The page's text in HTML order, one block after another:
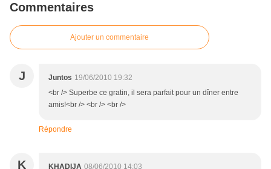
Commentaires
Ajouter un commentaire
J Juntos 19/06/2010 19:32
<br /> Superbe ce gratin, il sera parfait pour un dîner entre
amis!<br /> <br /> <br />
Répondre
K KHADIJA 08/06/2010 14:03